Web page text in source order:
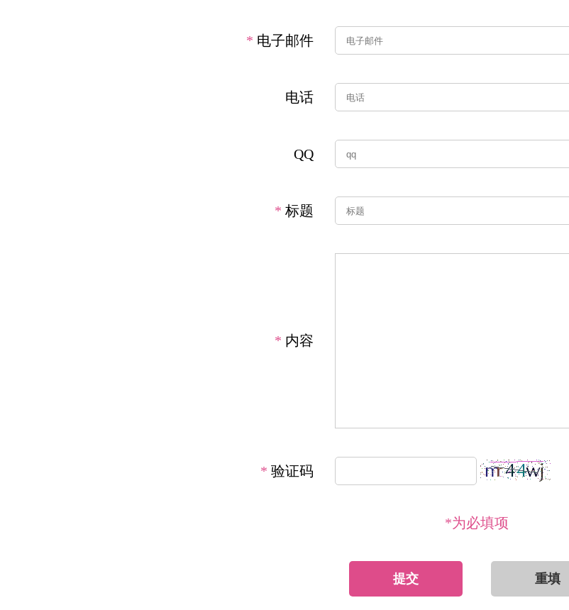
* 电子邮件
电话
QQ
* 标题
* 内容
* 验证码
*为必填项